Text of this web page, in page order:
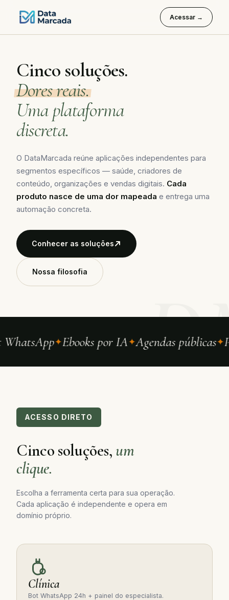
Acessar →
Cinco soluções.
Dores reais.
Uma plataforma
discreta.
O DataMarcada reúne aplicações independentes para
segmentos específicos — saúde, criadores de
conteúdo, organizações e vendas digitais. Cada
produto nasce de uma dor mapeada e entrega uma
automação concreta.
Conhecer as soluções
Nossa filosofia
Ebooks por IA Agendas públicas
ACESSO DIRETO
Cinco soluções, um
clique.
Escolha a ferramenta certa para sua operação.
Cada aplicação é independente e opera em
domínio próprio.
Clínica
Bot WhatsApp 24h + painel do especialista.